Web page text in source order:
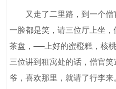
又走了二里路，到一个僧
一脸都是笑，请三位厅上坐
茶盘，──上好的蜜橙糕，核
三位讲到租寓处的话，僧官
爷，喜欢那里，就请了行李